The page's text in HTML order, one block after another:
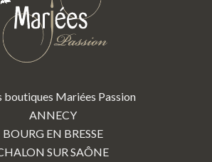
boutiques Mariées Passion
ANNECY
BOURG EN BRESSE
SUR SAÔNE